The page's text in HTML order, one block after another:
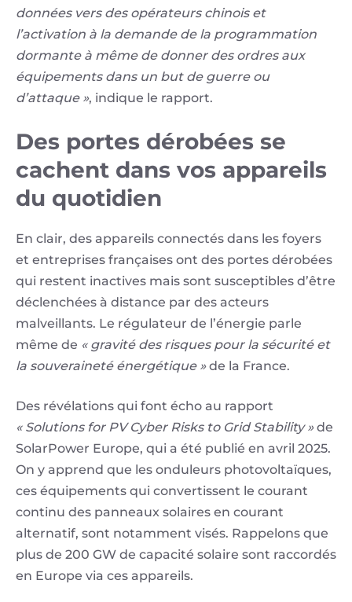
données vers des opérateurs chinois et
l’activation à la demande de la programmation
dormante à même de donner des ordres aux
équipements dans un but de guerre ou
d’attaque », indique le rapport.
Des portes dérobées se
cachent dans vos appareils
du quotidien
En clair, des appareils connectés dans les foyers
et entreprises françaises ont des portes dérobées
qui restent inactives mais sont susceptibles d’être
déclenchées à distance par des acteurs
malveillants. Le régulateur de l’énergie parle
même de « gravité des risques pour la sécurité et
la souveraineté énergétique »de la France.
Des révélations qui font écho au rapport
« Solutions for PV Cyber Risks to Grid Stability »de
SolarPower Europe, qui a été publié en avril 2025.
On y apprend que les onduleurs photovoltaïques,
ces équipements qui convertissent le courant
continu des panneaux solaires en courant
alternatif, sont notamment visés. Rappelons que
plus de 200 GW de capacité solaire sont raccordés
en Europe via ces appareils.